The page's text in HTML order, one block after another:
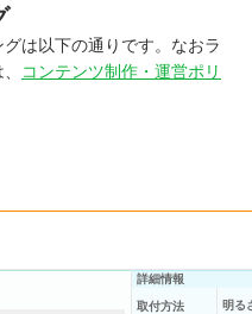
は以下の通りです。なおラ
コンテンツ制作・運営ポリ
詳細情報
取付方法
明る